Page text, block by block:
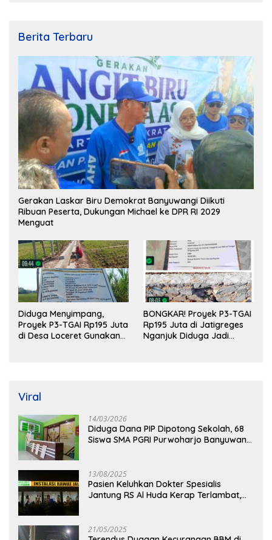
Berita Terbaru
Gerakan Laskar Biru Demokrat Banyuwangi Diikuti
Ribuan Peserta, Dukungan Michael ke DPR RI 2029
Menguat
Diduga Menyimpang,
Proyek P3-TGAI Rp195 Juta
di Desa Loceret Gunakan
BONGKAR! Proyek P3-TGAI
Rp195 Juta di Jatigreges
Nganjuk Diduga Jadi
Viral
14/03/2026
Diduga Dana PIP Dipotong Sekolah, 68
Siswa SMA PGRI Purwoharjo Banyuwangi
13/08/2025
Pasien Keluhkan Dokter Spesialis
Jantung RS Al Huda Kerap Terlambat,
21/05/2025